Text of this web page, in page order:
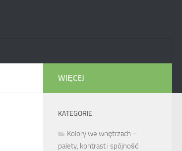
WIĘCEJ
KATEGORIE
Kolory we wnętrzach –
palety, kontrast i spójność